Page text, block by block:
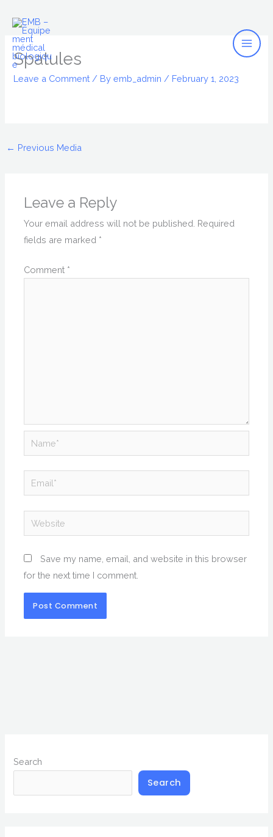
content
Spatules
Leave a Comment / Byemb_admin / February 1, 2023
← Previous Media
Leave a Reply
Your email address will not be published. Required
fields are marked *
Comment *
Name*
Email*
Website
Save my name, email, and website in this browser
for the next time I comment.
Search
Search